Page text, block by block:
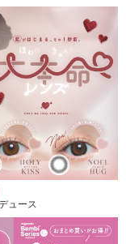
ュース